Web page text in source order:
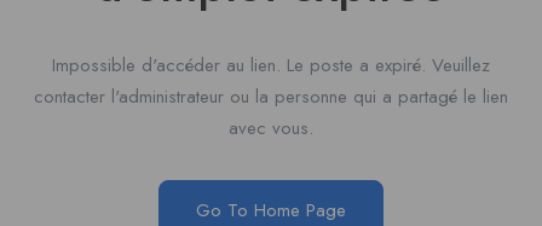
Impossible d'accéder au lien. Le poste a expiré. Veuillez
contacter l'administrateur ou la personne qui a partagé le lien
avec vous.
Go To Home Page